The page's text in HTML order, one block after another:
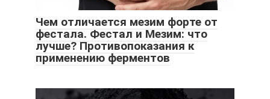
Чем отличается мезим форте от
фестала. Фестал и Мезим: что
лучше? Противопоказания к
применению ферментов